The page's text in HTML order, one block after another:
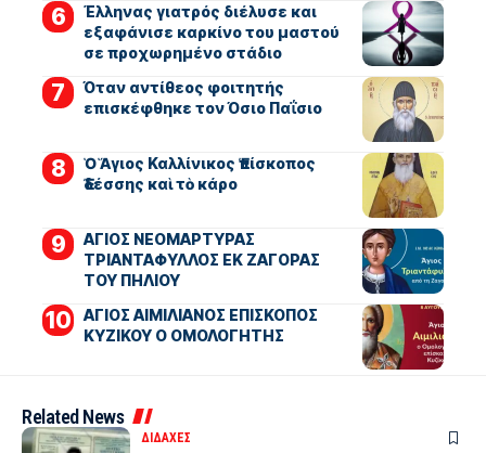
Έλληνας γιατρός διέλυσε και
εξαφάνισε καρκίνο του μαστού
σε προχωρημένο στάδιο
Όταν αντίθεος φοιτητής
επισκέφθηκε τον Όσιο Παΐσιο
Ὁ Ἅγιος Καλλίνικος Ἐπίσκοπος
Ἐδέσσης καὶ τὸ κάρο
ΑΓΙΟΣ ΝΕΟΜΑΡΤΥΡΑΣ
ΤΡΙΑΝΤΑΦΥΛΛΟΣ ΕΚ ΖΑΓΟΡΑΣ
ΤΟΥ ΠΗΛΙΟΥ
ΑΓΙΟΣ ΑΙΜΙΛΙΑΝΟΣ ΕΠΙΣΚΟΠΟΣ
ΚΥΖΙΚΟΥ Ο ΟΜΟΛΟΓΗΤΗΣ
Related News
ΔΙΔΑΧΕΣ